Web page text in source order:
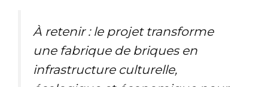
À retenir : le projet transforme
une fabrique de briques en
infrastructure culturelle,